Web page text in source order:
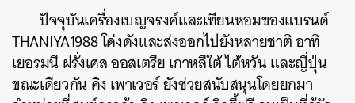
ปัจจุบันเครื่องเบญจรงค์และเทียนหอมของแบรนด์
THANIYA1988 โด่งดังและส่งออกไปยังหลายชาติ อาทิ
เยอรมนี ฝรั่งเศส ออสเตรีย เกาหลีใต้ ไต้หวัน และญี่ปุ่น
ขณะเดียวกัน คิง เพาเวอร์ ยังช่วยสนับสนุนโดยยกมา